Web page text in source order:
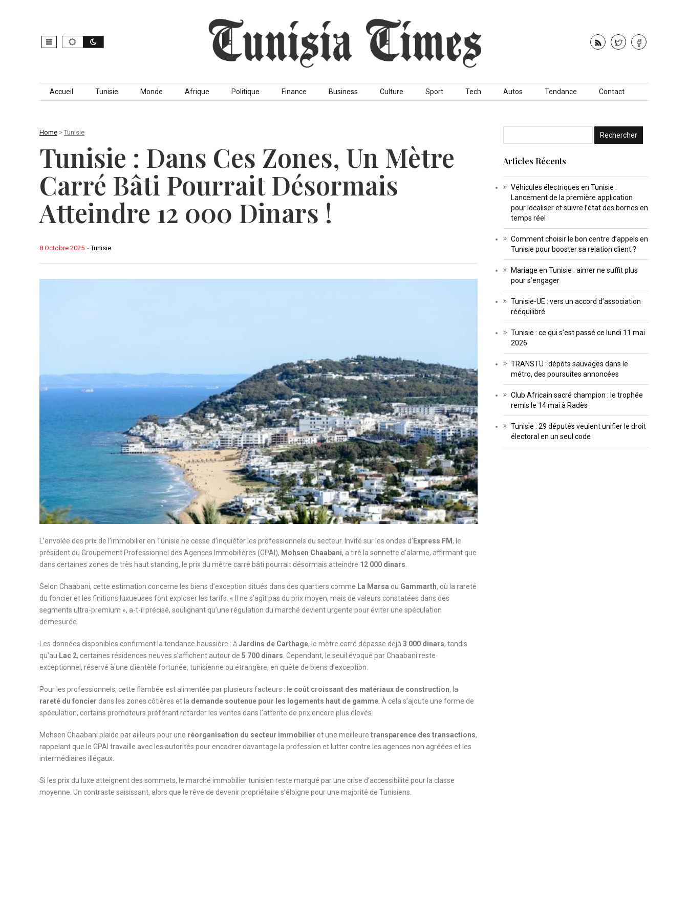
Skip to content
Accueil Tunisie Monde Afrique Politique Finance Business Culture Sport Tech Autos Tendance Contact
Home > Tunisie
Tunisie : Dans Ces Zones, Un Mètre
Carré Bâti Pourrait Désormais
Atteindre 12 000 Dinars !
-Tunisie
8 Octobre 2025
L’envolée des prix de l’immobilier en Tunisie ne cesse d’inquiéter les professionnels du secteur. Invité sur les ondes d’ Express FM, le
président du Groupement Professionnel des Agences Immobilières (GPAI), Mohsen Chaabani, a tiré la sonnette d’alarme, affirmant que
dans certaines zones de très haut standing, le prix du mètre carré bâti pourrait désormais atteindre 12 000 dinars
Selon Chaabani, cette estimation concerne les biens d’exception situés dans des quartiers comme La Marsa ou Gammarth, où la rareté
du foncier et les finitions luxueuses font exploser les tarifs. « Il ne s’agit pas du prix moyen, mais de valeurs constatées dans des
segments ultra-premium », a-t-il précisé, soulignant qu’une régulation du marché devient urgente pour éviter une spéculation
démesurée.
Les données disponibles confirment la tendance haussière : à Jardins de Carthage, le mètre carré dépasse déjà 3 000 dinars, tandis
qu’au Lac 2, certaines résidences neuves s’affichent autour de 5 700 dinars . Cependant, le seuil évoqué par Chaabani reste
exceptionnel, réservé à une clientèle fortunée, tunisienne ou étrangère, en quête de biens d’exception.
Pour les professionnels, cette flambée est alimentée par plusieurs facteurs : le coût croissant des matériaux de construction, la
rareté du foncier dans les zones côtières et la demande soutenue pour les logements haut de gamme . À cela s’ajoute une forme de
spéculation, certains promoteurs préférant retarder les ventes dans l’attente de prix encore plus élevés.
Mohsen Chaabani plaide par ailleurs pour une réorganisation du secteur immobilier et une meilleure transparence des transactions,
rappelant que le GPAI travaille avec les autorités pour encadrer davantage la profession et lutter contre les agences non agréées et les
intermédiaires illégaux.
Si les prix du luxe atteignent des sommets, le marché immobilier tunisien reste marqué par une crise d’accessibilité pour la classe
moyenne. Un contraste saisissant, alors que le rêve de devenir propriétaire s’éloigne pour une majorité de Tunisiens.
Articles Récents
Véhicules électriques en Tunisie :
Lancement de la première application
pour localiser et suivre l’état des bornes en
temps réel
Comment choisir le bon centre d’appels en
Tunisie pour booster sa relation client ?
Mariage en Tunisie : aimer ne suffit plus
pour s’engager
Tunisie-UE : vers un accord d’association
rééquilibré
Tunisie : ce qui s’est passé ce lundi 11 mai
2026
TRANSTU : dépôts sauvages dans le
métro, des poursuites annoncées
Club Africain sacré champion : le trophée
remis le 14 mai à Radès
Tunisie : 29 députés veulent unifier le droit
électoral en un seul code